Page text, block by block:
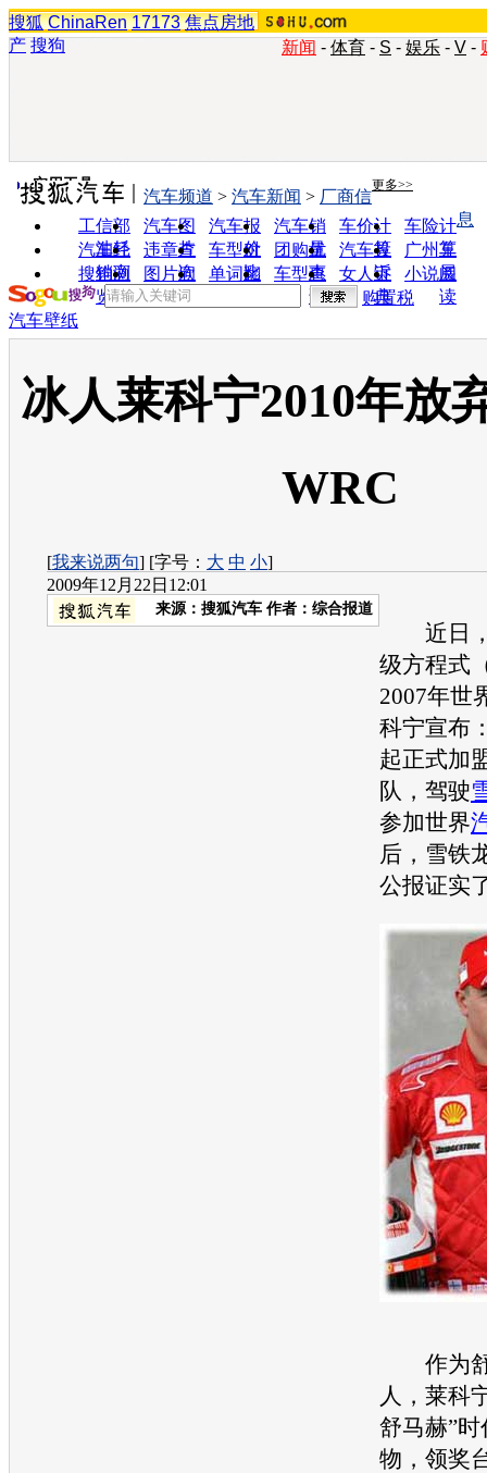
搜狐 ChinaRen 17173 焦点房地
产 搜狗 新闻 - 体育 - S - 娱乐 - V -
实用工具 更多>>
工信部
油耗
汽车图
片
汽车报
价
汽车销
量
车价计
算
车险计
算
汽车经
销商
违章查
询
车型对
比
团购优
惠
汽车投
诉
广州车
展
搜狗浏
览器
图片欣
赏
单词翻
车型查
询
女人宝
典
小说阅
读
汽车频道 > 汽车新闻 > 厂商信
息
购置税
汽车壁纸
冰人莱科宁2010年放
WRC
[我来说两句] [字号： 大 中 小]
2009年12月22日12:01
来源： 搜狐汽车 作者：综合报道
近日，
级方程式
2007年世
科宁宣布
起正式加
队，驾驶
参加世界
后， 雪铁
公报证实
作为舒
人，莱科
舒马赫”
物，领奖